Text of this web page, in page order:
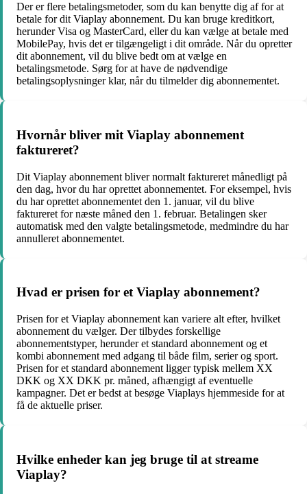
Der er flere betalingsmetoder, som du kan benytte dig af for at
betale for dit Viaplay abonnement. Du kan bruge kreditkort,
herunder Visa og MasterCard, eller du kan vælge at betale med
MobilePay, hvis det er tilgængeligt i dit område. Når du opretter
dit abonnement, vil du blive bedt om at vælge en
betalingsmetode. Sørg for at have de nødvendige
betalingsoplysninger klar, når du tilmelder dig abonnementet.
Hvornår bliver mit Viaplay abonnement
faktureret?
Dit Viaplay abonnement bliver normalt faktureret månedligt på
den dag, hvor du har oprettet abonnementet. For eksempel, hvis
du har oprettet abonnementet den 1. januar, vil du blive
faktureret for næste måned den 1. februar. Betalingen sker
automatisk med den valgte betalingsmetode, medmindre du har
annulleret abonnementet.
Hvad er prisen for et Viaplay abonnement?
Prisen for et Viaplay abonnement kan variere alt efter, hvilket
abonnement du vælger. Der tilbydes forskellige
abonnementstyper, herunder et standard abonnement og et
kombi abonnement med adgang til både film, serier og sport.
Prisen for et standard abonnement ligger typisk mellem XX
DKK og XX DKK pr. måned, afhængigt af eventuelle
kampagner. Det er bedst at besøge Viaplays hjemmeside for at
få de aktuelle priser.
Hvilke enheder kan jeg bruge til at streame
Viaplay?